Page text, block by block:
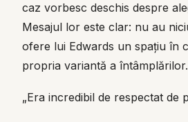
caz vorbesc deschis despre
Mesajul lor este clar: nu au
ofere lui Edwards un spațiu în
propria variantă a întâmplărilor.
„Era incredibil de respectat de